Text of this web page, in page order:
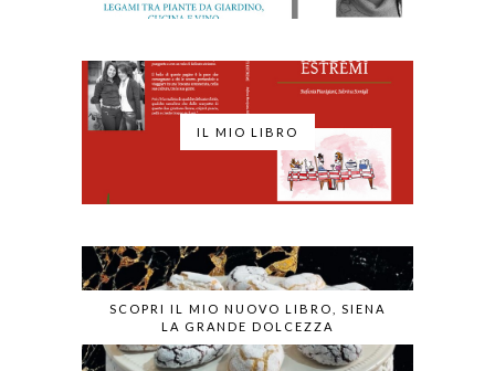
IL MIO LIBRO
SCOPRI IL MIO NUOVO LIBRO, SIENA
LA GRANDE DOLCEZZA